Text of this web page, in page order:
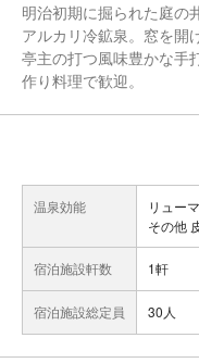
明治初期に掘られた庭の
アルカリ冷鉱泉。窓を開
亭主の打つ風味豊かな手
作り料理で歓迎。
温泉効能
リュー
その他
宿泊施設軒数 1軒
宿泊施設総定員 30人